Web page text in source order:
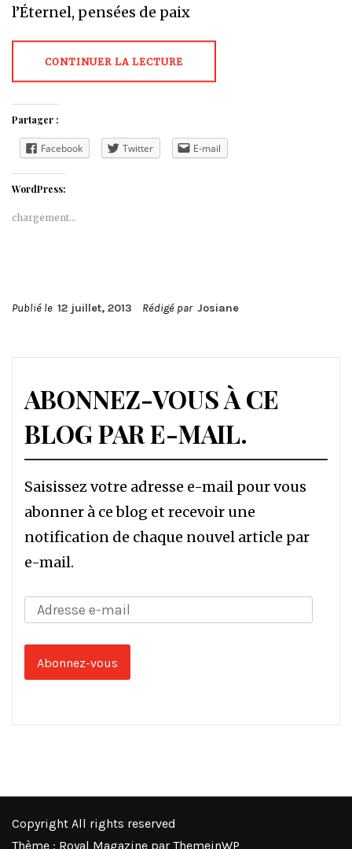
l’Éternel, pensées de paix
CONTINUER LA LECTURE
Partager :
Facebook Twitter E-mail
WordPress:
chargement…
Publié le 12 juillet, 2013 Rédigé par Josiane
ABONNEZ-VOUS À CE
BLOG PAR E-MAIL.
Saisissez votre adresse e-mail pour vous
abonner à ce blog et recevoir une
notification de chaque nouvel article par
e-mail.
Adresse
mail
Abonnez-vous
Copyright All rights reserved
Thème : Royal Magazine par ThemeinWP